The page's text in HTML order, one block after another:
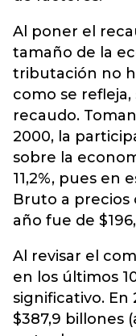
Al poner el
tamaño de la
tributación no
como se
recaudo.
2000, la
sobre la
11,2%, pues en
Bruto a precios
año fue de
Al revisar el
en los últimos
significativo. En
$387,9 billones